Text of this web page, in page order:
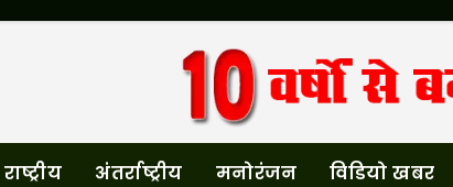
राष्ट्रीय अंतर्राष्ट्रीय मनोरंजन विडियो खबर